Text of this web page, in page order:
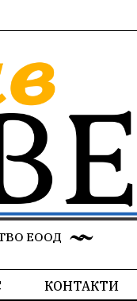
ЕООД
КОНТАКТИ